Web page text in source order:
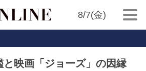
8/7(金)
と映画「ジョーズ」の因縁